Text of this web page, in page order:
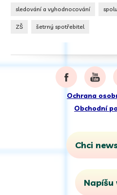
sledování a vyhodnocování
ZŠ šetrný spotřebitel
Ochrana
Obchodní
Chci
Napíšu